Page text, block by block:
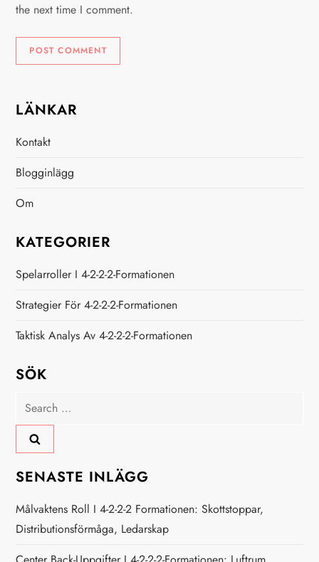
the next time I comment.
LÄNKAR
Kontakt
Blogginlägg
Om
KATEGORIER
Spelarroller I 4-2-2-2-Formationen
Strategier För 4-2-2-2-Formationen
Taktisk Analys Av 4-2-2-2-Formationen
SÖK
Search
SENASTE INLÄGG
Målvaktens Roll I 4-2-2-2 Formationen: Skottstoppar,
Distributionsförmåga, Ledarskap